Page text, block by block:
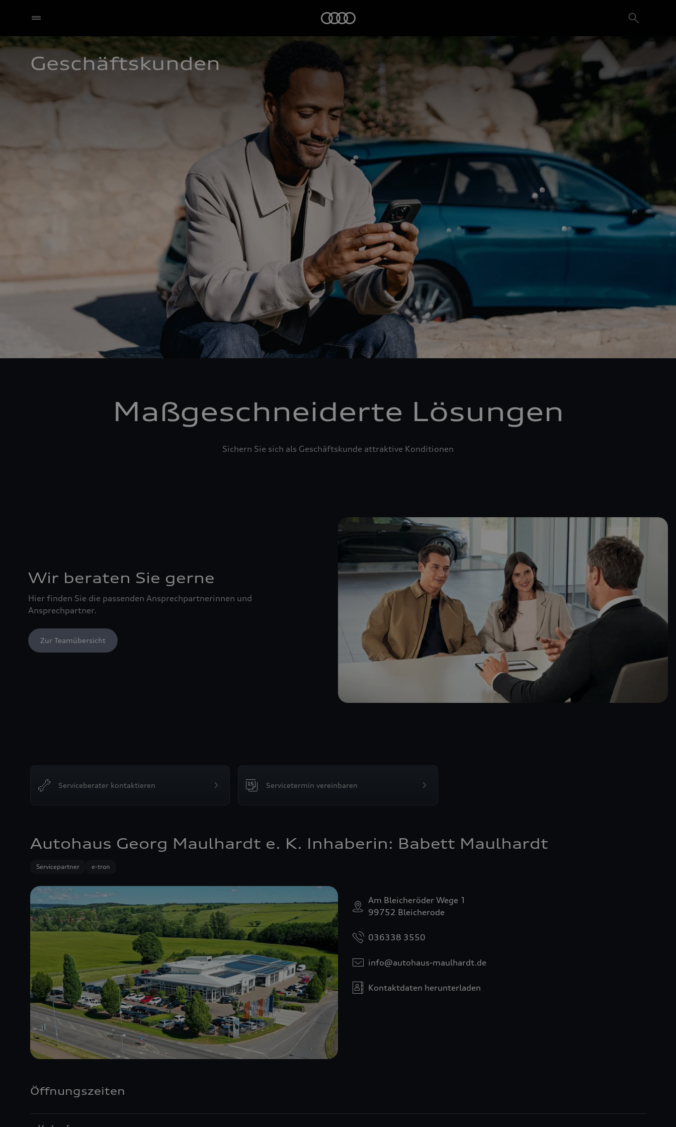
Geschäftskunden
Maßgeschneiderte Lösungen
Sichern Sie sich als Geschäftskunde attraktive Konditionen
Wir beraten Sie gerne
Hier finden Sie die passenden Ansprechpartnerinnen und
Ansprechpartner.
Zur Teamübersicht
Serviceberater kontaktieren Servicetermin vereinbaren
Autohaus Georg Maulhardt e. K. Inhaberin: Babett Maulhardt
Servicepartner e-tron
Am Bleicheröder Wege 1
99752 Bleicherode
036338 3550
info@autohaus-maulhardt.de
Kontaktdaten herunterladen
Öffnungszeiten